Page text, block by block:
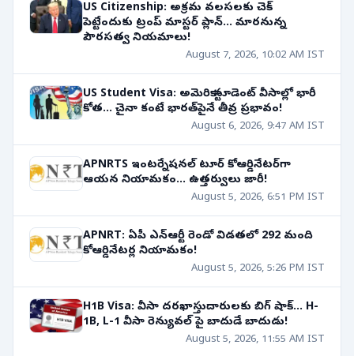
US Citizenship: అక్రమ వలసలకు చెక్
పెట్టేందుకు ట్రంప్ మాస్టర్ ప్లాన్... మారనున్న
పౌరసత్వ నియమాలు!
August 7, 2026, 10:02 AM IST
US Student Visa: అమెరికా స్టూడెంట్ వీసాల్లో భారీ
కోత... చైనా కంటే భారత్‌పైనే తీవ్ర ప్రభావం!
August 6, 2026, 9:47 AM IST
APNRTS ఇంటర్నేషనల్ టూర్ కోఆర్డినేటర్‌గా
ఆయన నియామకం... ఉత్తర్వులు జారీ!
August 5, 2026, 6:51 PM IST
APNRT: ఏపీ ఎన్ఆర్టీ రెండో విడతలో 292 మంది
కోఆర్డినేటర్ల నియామకం!
August 5, 2026, 5:26 PM IST
H1B Visa: వీసా దరఖాస్తుదారులకు బిగ్ షాక్... H-
1B, L-1 వీసా రెన్యువల్ పై బాదుడే బాదుడు!
August 5, 2026, 11:55 AM IST